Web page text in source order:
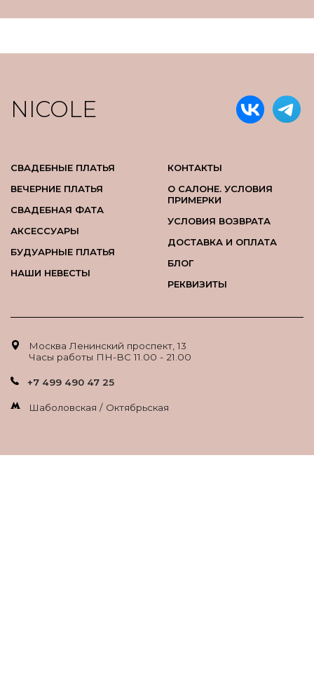
NICOLE
СВАДЕБНЫЕ ПЛАТЬЯ
ВЕЧЕРНИЕ ПЛАТЬЯ
СВАДЕБНАЯ ФАТА
АКСЕССУАРЫ
БУДУАРНЫЕ ПЛАТЬЯ
НАШИ НЕВЕСТЫ
КОНТАКТЫ
О САЛОНЕ. УСЛОВИЯ
ПРИМЕРКИ
УСЛОВИЯ ВОЗВРАТА
ДОСТАВКА И ОПЛАТА
БЛОГ
РЕКВИЗИТЫ
Москва Ленинский проспект, 13
Часы работы ПН-ВС 11.00 - 21.00
+7 499 490 47 25
Шаболовская / Октябрьская